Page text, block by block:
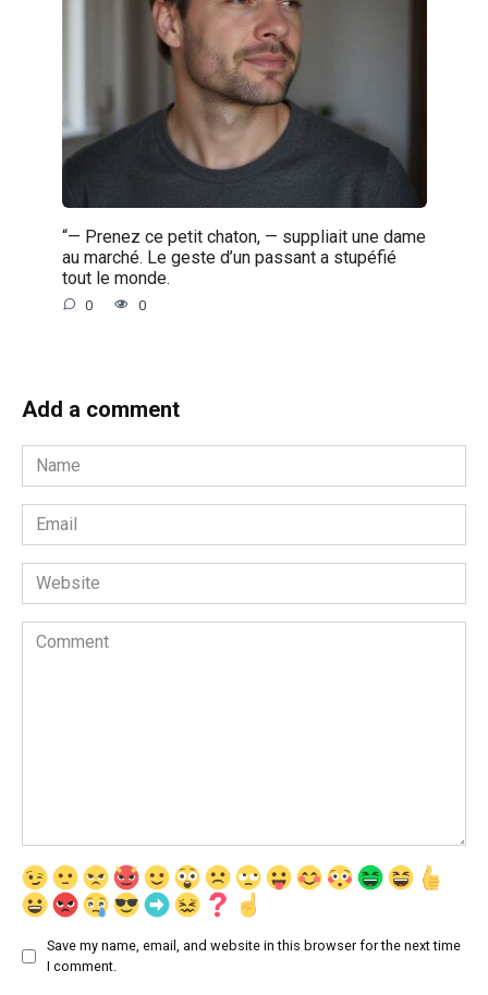
“— Prenez ce petit chaton, — suppliait une dame
au marché. Le geste d’un passant a stupéfié
tout le monde.
0 0
Add a comment
Name
*
Email
*
Website
Comment
Save my name, email, and website in this browser for the next time
I comment.